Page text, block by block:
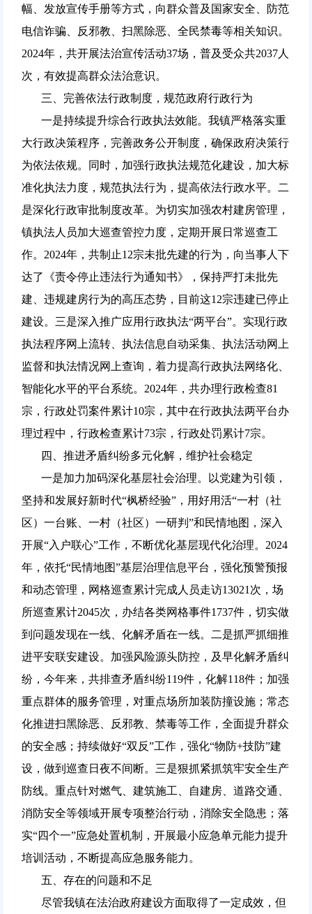
幅、发放宣传手册等方式，向群众普及国家安全、防范
电信诈骗、反邪教、扫黑除恶、全民禁毒等相关知识。
2024年，共开展法治宣传活动37场，普及受众共2037人
次，有效提高群众法治意识。
三、完善依法行政制度，规范政府行政行为
一是持续提升综合行政执法效能。我镇严格落实重
大行政决策程序，完善政务公开制度，确保政府决策行
为依法依规。同时，加强行政执法规范化建设，加大标
准化执法力度，规范执法行为，提高依法行政水平。二
是深化行政审批制度改革。为切实加强农村建房管理，
镇执法人员加大巡查管控力度，定期开展日常巡查工
作。2024年，共制止12宗未批先建的行为，向当事人下
达了《责令停止违法行为通知书》，保持严打未批先
建、违规建房行为的高压态势，目前这12宗违建已停止
建设。三是深入推广应用行政执法“两平台”。实现行政
执法程序网上流转、执法信息自动采集、执法活动网上
监督和执法情况网上查询，着力提高行政执法网络化、
智能化水平的平台系统。2024年，共办理行政检查81
宗，行政处罚案件累计10宗，其中在行政执法两平台办
理过程中，行政检查累计73宗，行政处罚累计7宗。
四、推进矛盾纠纷多元化解，维护社会稳定
一是加力加码深化基层社会治理。以党建为引领，
坚持和发展好新时代“枫桥经验”，用好用活“一村（社
区）一台账、一村（社区）一研判”和民情地图，深入
开展“入户联心”工作，不断优化基层现代化治理。2024
年，依托“民情地图”基层治理信息平台，强化预警预报
和动态管理，网格巡查累计完成人员走访13021次，场
所巡查累计2045次，办结各类网格事件1737件，切实做
到问题发现在一线、化解矛盾在一线。二是抓严抓细推
进平安联安建设。加强风险源头防控，及早化解矛盾纠
纷，今年来，共排查矛盾纠纷119件，化解118件；加强
重点群体的服务管理，对重点场所加装防撞设施；常态
化推进扫黑除恶、反邪教、禁毒等工作，全面提升群众
的安全感；持续做好“双反”工作，强化“物防+技防”建
设，做到巡查日夜不间断。三是狠抓紧抓筑牢安全生产
防线。重点针对燃气、建筑施工、自建房、道路交通、
消防安全等领域开展专项整治行动，消除安全隐患；落
实“四个一”应急处置机制，开展最小应急单元能力提升
培训活动，不断提高应急服务能力。
五、存在的问题和不足
尽管我镇在法治政府建设方面取得了一定成效，但